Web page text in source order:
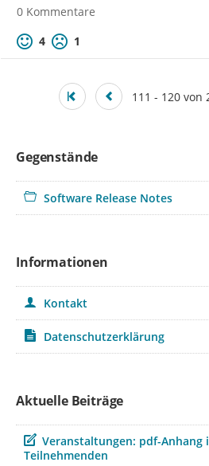
0 Kommentare
4
1
111 - 120 von
Gegenstände
Software Release Notes
Informationen
Kontakt
Datenschutzerklärung
Aktuelle Beiträge
Beitrag
Veranstaltungen: pdf-
Teilnehmenden